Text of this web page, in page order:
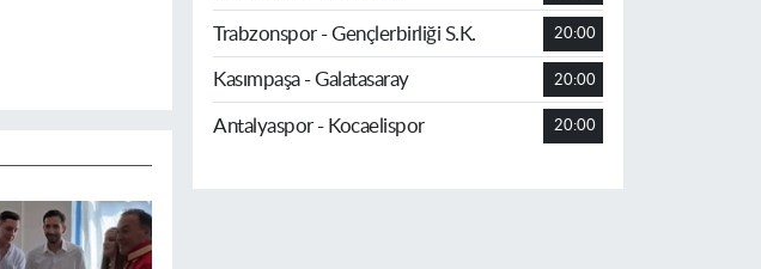
Trabzonspor - Gençlerbirliği S.K. 20:00
Kasımpaşa - Galatasaray 20:00
Antalyaspor - Kocaelispor 20:00